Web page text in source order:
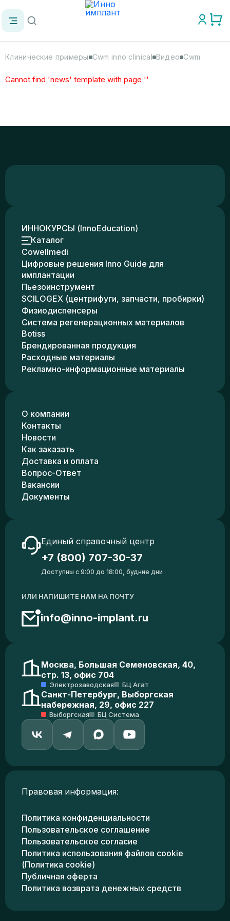
Клинические примеры Cwm inno clinical Видео Cwm
Cannot find 'news' template with page ''
ИННОКУРСЫ (InnoEducation)
Каталог
Cowellmedi
Цифровые решения Inno Guide для
имплантации
Пьезоинструмент
SCILOGEX (центрифуги, запчасти, пробирки)
Физиодиспенсеры
Система регенерационных материалов
Botiss
Брендированная продукция
Расходные материалы
Рекламно-информационные материалы
О компании
Контакты
Новости
Как заказать
Доставка и оплата
Вопрос-Ответ
Вакансии
Документы
Единый справочный центр
+7 (800) 707-30-37
Доступны с 9:00 до 18:00, будние дни
ИЛИ НАПИШИТЕ НАМ НА ПОЧТУ
info@inno-implant.ru
Москва, Большая Семеновская, 40,
стр. 13, офис 704
Электрозаводская БЦ Агат
Санкт-Петербург, Выборгская
набережная, 29, офис 227
Выборгская БЦ Система
Правовая информация:
Политика конфиденциальности
Пользовательское соглашение
Пользовательское согласие
Политика использования файлов cookie
(Политика cookie)
Публичная оферта
Политика возврата денежных средств